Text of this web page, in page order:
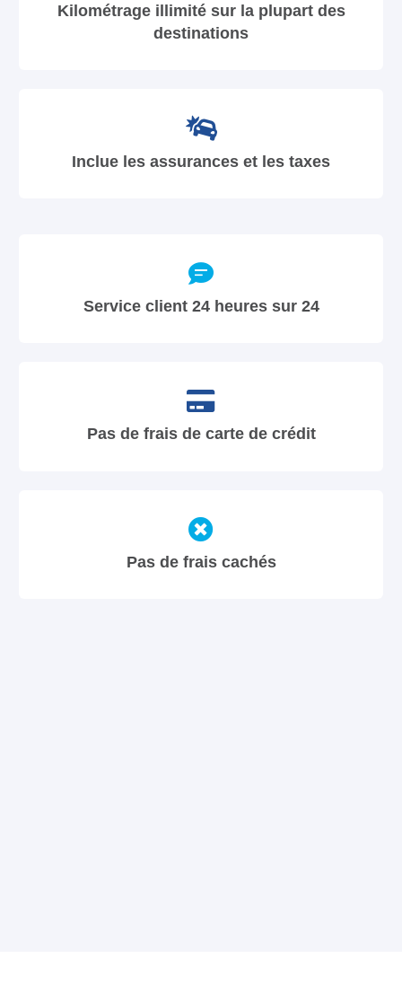
Kilométrage illimité sur la plupart des
destinations
Inclue les assurances et les taxes
Service client 24 heures sur 24
Pas de frais de carte de crédit
Pas de frais cachés